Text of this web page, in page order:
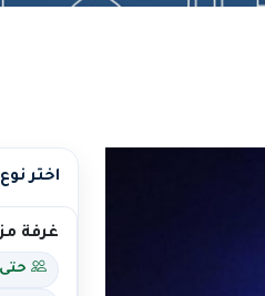
اختر
غرفة
حتى 2